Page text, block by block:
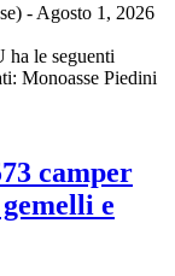
- Agosto 1, 2026
ha le seguenti
Monoasse Piedini
camper
e